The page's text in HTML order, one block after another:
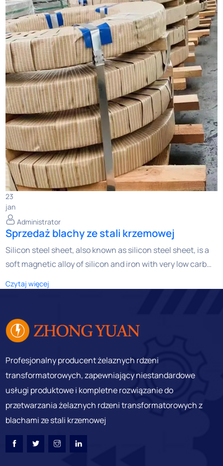
23
jan
Administrator
Sprzedaż blachy ze stali krzemowej
Silicon steel sheet, also known as silicon steel sheet, is a
soft magnetic alloy of silicon and iron with very low carb…
Czytaj więcej
Profesjonalny producent żelaznych rdzeni
transformatorowych, zapewniający niestandardowe
usługi produktowe i kompletne rozwiązanie do
przetwarzania żelaznych rdzeni transformatorowych z
blachami ze stali krzemowej